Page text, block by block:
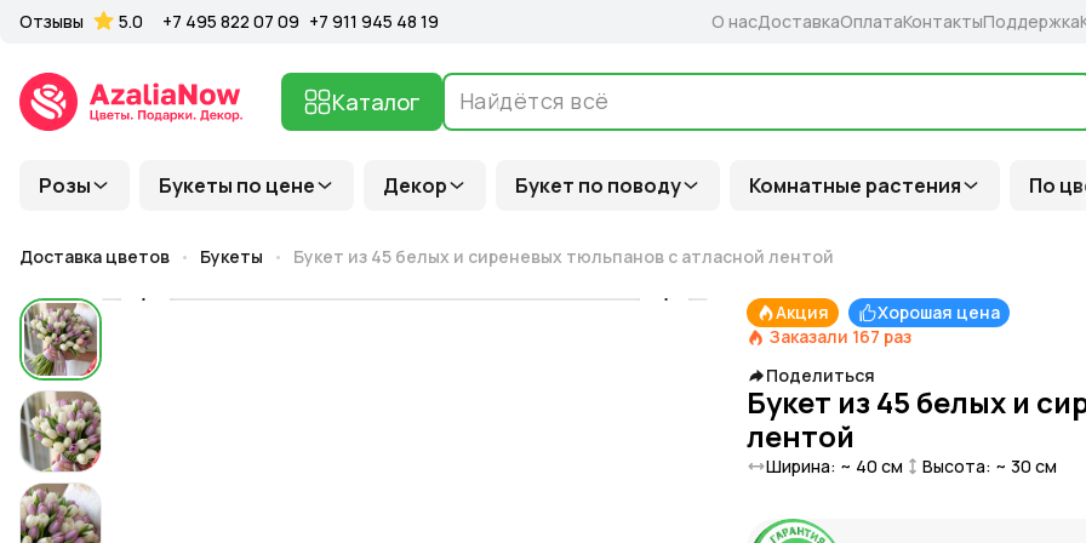
Розы Букеты по цене Декор Букет по поводу Комнатные растения По
Каталог
Отзывы 5.0 +7 495 822 07 09 +7 911 945 48 19 О насДоставкаОплатаКонтактыПоддержка
Доставка цветов Букеты Букет из 45 белых и сиреневых тюльпанов с атласной лентой
Акция
Хорошая цена
Заказали 167 раз
Поделиться
Букет из 45 белых и
лентой
Ширина: ~ 40 см Высота: ~ 30 см